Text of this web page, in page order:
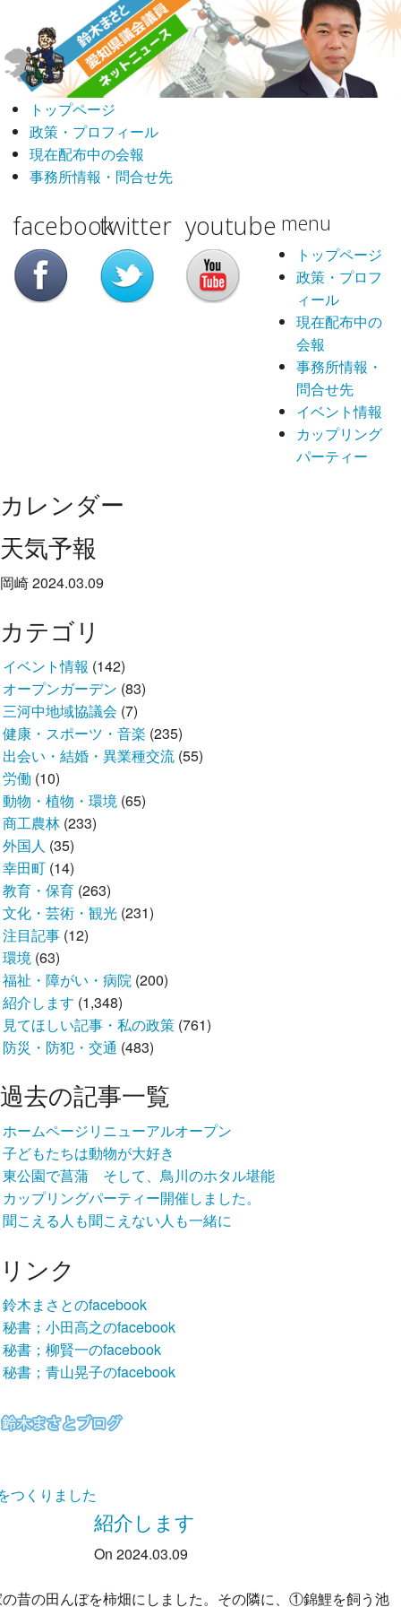
トップページ
政策・プロフィール
現在配布中の会報
事務所情報・問合せ先
facebooktwitter youtube menu
トップページ
政策・プロフ
ィール
現在配布中の
会報
事務所情報・
問合せ先
イベント情報
カップリング
パーティー
カレンダー
天気予報
岡崎 2024.03.09
カテゴリ
イベント情報 (142)
オープンガーデン (83)
三河中地域協議会 (7)
健康・スポーツ・音楽 (235)
出会い・結婚・異業種交流(55)
労働 (10)
動物・植物・環境(65)
商工農林(233)
外国人 (35)
幸田町(14)
教育・保育(263)
文化・芸術・観光(231)
注目記事(12)
環境(63)
福祉・障がい・病院(200)
紹介します (1,348)
見てほしい記事・私の政策(761)
防災・防犯・交通 (483)
過去の記事一覧
ホームページリニューアルオープン
子どもたちは動物が大好き
東公園で菖蒲 そして、鳥川のホタル堪能
カップリングパーティー開催しました。
聞こえる人も聞こえない人も一緒に
リンク
鈴木まさとのfacebook
秘書；小田高之のfacebook
秘書；柳賢一のfacebook
秘書；青山晃子のfacebook
つくりました
紹介します
On 2024.03.09
の昔の田んぼを柿畑にしました。その隣に、①錦鯉を飼う